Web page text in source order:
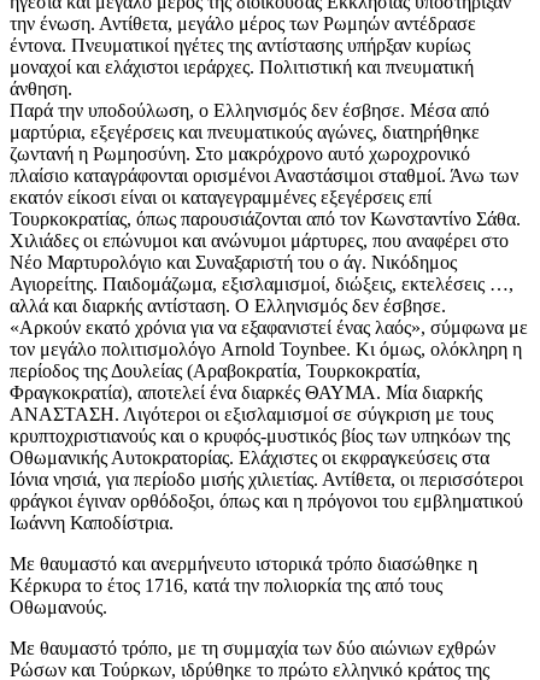
την ένωση. Αντίθετα, μεγάλο μέρος των Ρωμηών αντέδρασε
έντονα. Πνευματικοί ηγέτες της αντίστασης υπήρξαν κυρίως
μοναχοί και ελάχιστοι ιεράρχες. Πολιτιστική και πνευματική
άνθηση.
Παρά την υποδούλωση, ο Ελληνισμός δεν έσβησε. Μέσα από
μαρτύρια, εξεγέρσεις και πνευματικούς αγώνες, διατηρήθηκε
ζωντανή η Ρωμηοσύνη. Στο μακρόχρονο αυτό χωροχρονικό
πλαίσιο καταγράφονται ορισμένοι Αναστάσιμοι σταθμοί. Άνω των
εκατόν είκοσι είναι οι καταγεγραμμένες εξεγέρσεις επί
Τουρκοκρατίας, όπως παρουσιάζονται από τον Κωνσταντίνο Σάθα.
Χιλιάδες οι επώνυμοι και ανώνυμοι μάρτυρες, που αναφέρει στο
Νέο Μαρτυρολόγιο και Συναξαριστή του ο άγ. Νικόδημος
Αγιορείτης. Παιδομάζωμα, εξισλαμισμοί, διώξεις, εκτελέσεις …,
αλλά και διαρκής αντίσταση. Ο Ελληνισμός δεν έσβησε.
«Αρκούν εκατό χρόνια για να εξαφανιστεί ένας λαός», σύμφωνα με
τον μεγάλο πολιτισμολόγο Arnold Toynbee. Κι όμως, ολόκληρη η
περίοδος της Δουλείας (Αραβοκρατία, Τουρκοκρατία,
Φραγκοκρατία), αποτελεί ένα διαρκές ΘΑΥΜΑ. Μία διαρκής
ΑΝΑΣΤΑΣΗ. Λιγότεροι οι εξισλαμισμοί σε σύγκριση με τους
κρυπτοχριστιανούς και ο κρυφός-μυστικός βίος των υπηκόων της
Οθωμανικής Αυτοκρατορίας. Ελάχιστες οι εκφραγκεύσεις στα
Ιόνια νησιά, για περίοδο μισής χιλιετίας. Αντίθετα, οι περισσότεροι
φράγκοι έγιναν ορθόδοξοι, όπως και η πρόγονοι του εμβληματικού
Ιωάννη Καποδίστρια.
Με θαυμαστό και ανερμήνευτο ιστορικά τρόπο διασώθηκε η
Κέρκυρα το έτος 1716, κατά την πολιορκία της από τους
Οθωμανούς.
Με θαυμαστό τρόπο, με τη συμμαχία των δύο αιώνιων εχθρών
Ρώσων και Τούρκων, ιδρύθηκε το πρώτο ελληνικό κράτος της